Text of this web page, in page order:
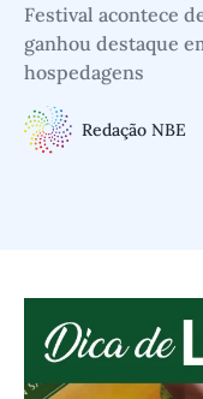
Festival acontece
ganhou destaque
hospedagens
Redação NBE